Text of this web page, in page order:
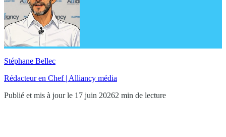
Stéphane Bellec
Rédacteur en Chef | Alliancy média
Publié et mis à jour le 17 juin 20262 min de lecture